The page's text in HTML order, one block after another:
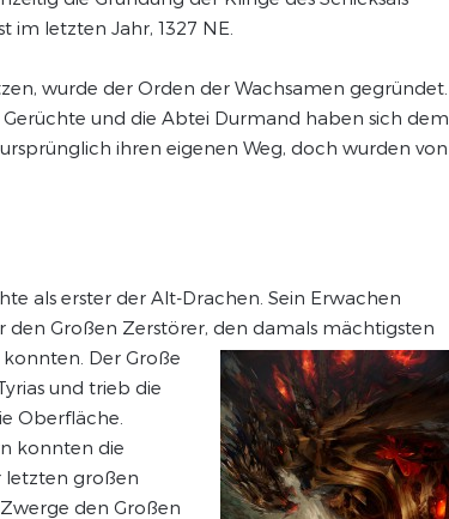
letzten Jahr, 1327 NE.
wurde der Orden der Wachsamen gegründet.
und die Abtei Durmand haben sich dem
ihren eigenen Weg, doch wurden von
als erster der Alt-Drachen. Sein Erwachen
den Großen Zerstörer, den damals mächtigsten
Der Große
und trieb die
Oberfläche.
konnten die
letzten großen
den Großen